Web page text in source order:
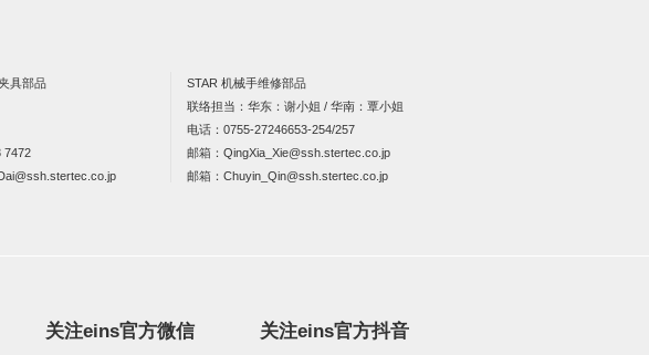
具部品
7472
STAR 机械手维修部品
联络担当：华东：谢小姐 / 华南：覃小姐
电话： 0755-27246653-254/257
邮箱： QingXia_Xie@ssh.stertec.co.jp
邮箱： Chuyin_Qin@ssh.stertec.co.jp
关注eins官方抖音
关注eins官方微信